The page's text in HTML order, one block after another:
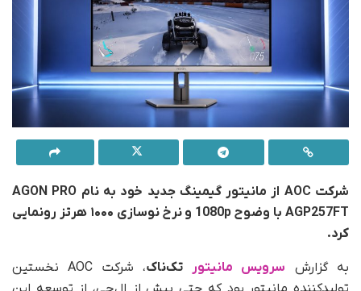
شرکت AOC از مانیتور گیمینگ جدید خود به نام AGON PRO
AGP257FT با وضوح 1080p و نرخ نوسازی ۱۰۰۰ هرتز رونمایی
کرد.
به گزارش سرویس مانیتور تک‌ناک، شرکت AOC
نخستین